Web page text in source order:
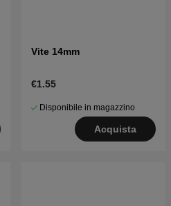
Vite 14mm
€1.55
Disponibile in magazzino
Acquista